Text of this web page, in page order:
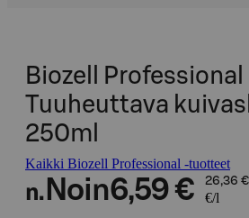
Biozell Professional
Tuuheuttava
250ml
Kaikki Biozell Professional -tuotteet
n. Noin6,59 € 26,36
€/l